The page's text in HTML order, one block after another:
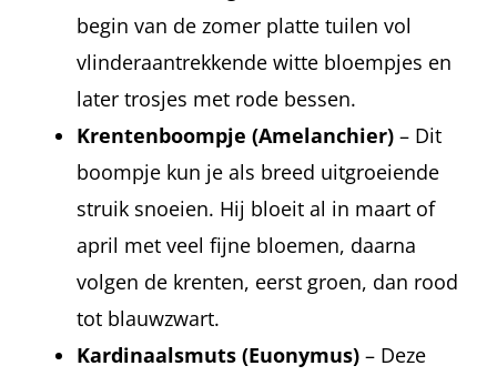
begin van de zomer platte tuilen vol
vlinderaantrekkende witte bloempjes en
later trosjes met rode bessen.
Krentenboompje (Amelanchier) – Dit
boompje kun je als breed uitgroeiende
struik snoeien. Hij bloeit al in maart of
april met veel fijne bloemen, daarna
volgen de krenten, eerst groen, dan rood
tot blauwzwart.
Kardinaalsmuts (Euonymus) – Deze